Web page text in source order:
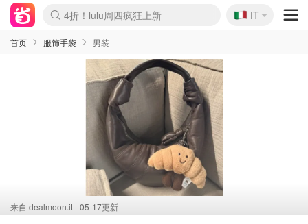
Boticinal 夏促开抢！
4折！lulu周四疯狂上新
速领！Stanley独家85折
Zalando 奥莱闪促！每日更新
🇮🇹
IT
首页 服饰手袋 男装
来自 dealmoon.it 05-17更新